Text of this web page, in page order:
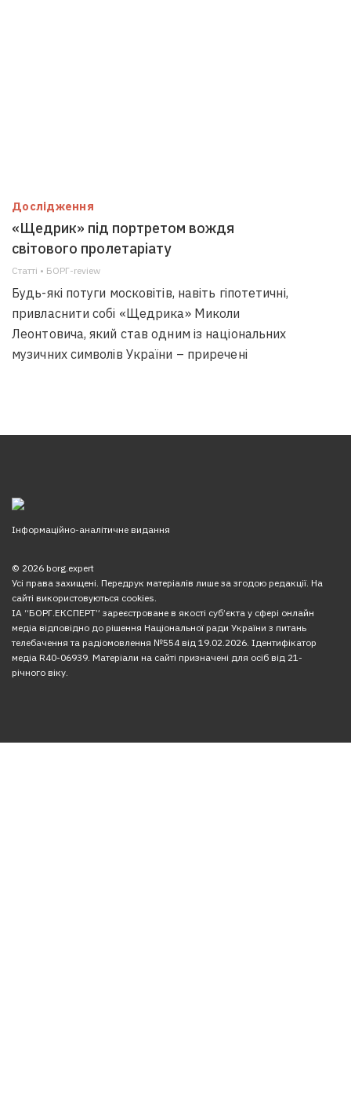
Дослідження
«Щедрик» під портретом вождя
світового пролетаріату
Статті • БОРГ-review
Будь-які потуги московітів, навіть гіпотетичні,
привласнити собі «Щедрика» Миколи
Леонтовича, який став одним із національних
музичних символів України – приречені
Інформаційно-аналітичне видання
© 2026 borg.expert
Усі права захищені. Передрук матеріалів лише за згодою редакції. На
сайті використовуються cookies.
ІА “БОРГ.ЕКСПЕРТ” зареєстроване в якості суб’єкта у сфері онлайн
медіа відповідно до рішення Національної ради України з питань
телебачення та радіомовлення №554 від 19.02.2026. Ідентифікатор
медіа R40-06939. Матеріали на сайті призначені для осіб від 21-
річного віку.